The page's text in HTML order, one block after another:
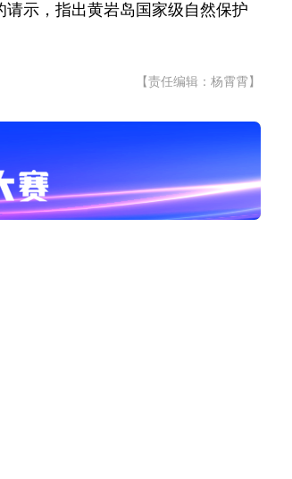
示，指出黄岩岛国家级自然保护
【责任编辑：杨霄霄】